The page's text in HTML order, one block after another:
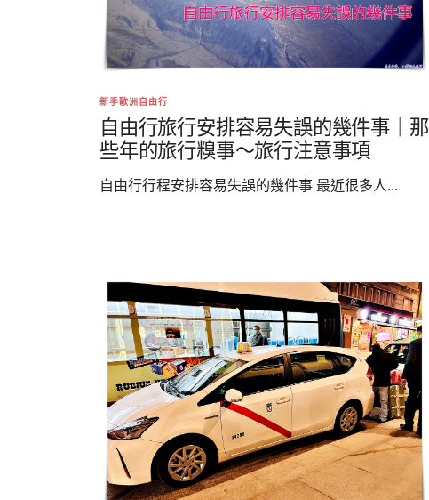
新手歐洲自由行
自由行旅行安排容易失誤的幾件事｜那
些年的旅行糗事～旅行注意事項
自由行行程安排容易失誤的幾件事 最近很多人...